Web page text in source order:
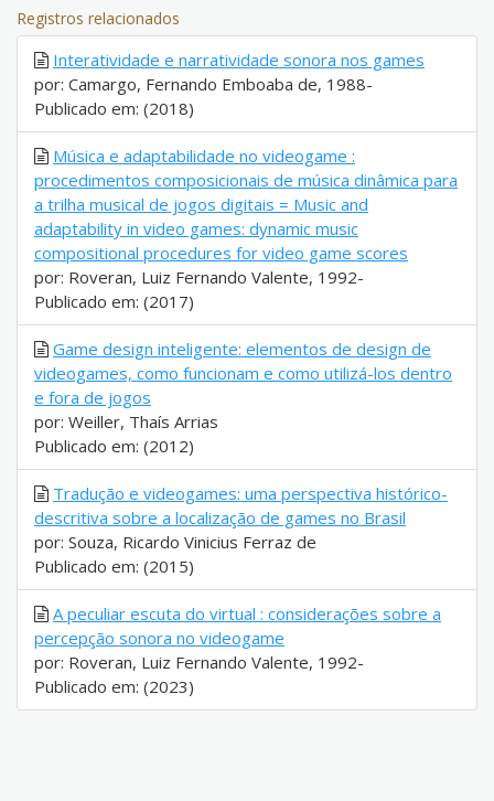
Registros relacionados
Interatividade e narratividade sonora nos games
por: Camargo, Fernando Emboaba de, 1988-
Publicado em: (2018)
Música e adaptabilidade no videogame :
procedimentos composicionais de música dinâmica para
a trilha musical de jogos digitais = Music and
adaptability in video games: dynamic music
compositional procedures for video game scores
por: Roveran, Luiz Fernando Valente, 1992-
Publicado em: (2017)
Game design inteligente: elementos de design de
videogames, como funcionam e como utilizá-los dentro
e fora de jogos
por: Weiller, Thaís Arrias
Publicado em: (2012)
Tradução e videogames: uma perspectiva histórico-
descritiva sobre a localização de games no Brasil
por: Souza, Ricardo Vinicius Ferraz de
Publicado em: (2015)
A peculiar escuta do virtual : considerações sobre a
percepção sonora no videogame
por: Roveran, Luiz Fernando Valente, 1992-
Publicado em: (2023)